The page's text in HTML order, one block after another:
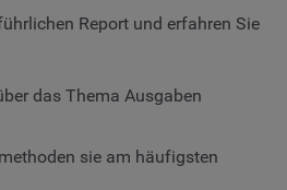
Report und erfahren Sie
das Thema Ausgaben
sie am häufigsten